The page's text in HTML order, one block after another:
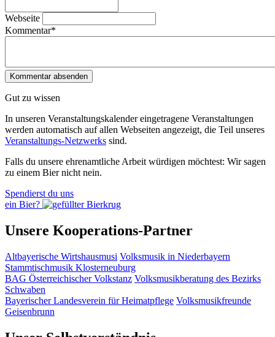
Webseite
Kommentar*
Gut zu wissen
In unseren Veranstaltungskalender eingetragene Veranstaltungen
werden automatisch auf allen Webseiten angezeigt, die Teil unseres
Veranstaltungs-Netzwerks sind.
Falls du unsere ehrenamtliche Arbeit würdigen möchtest: Wir sagen
zu einem Bier nicht nein.
Spendierst du uns
ein Bier?
Unsere Kooperations-Partner
Altbayerische Wirtshausmusi Volksmusik in Niederbayern
Stammtischmusik Klosterneuburg
BAG Österreichischer Volkstanz Volksmusikberatung des Bezirks
Schwaben
Bayerischer Landesverein für Heimatpflege Volksmusikfreunde
Geisenbrunn